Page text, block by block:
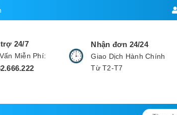
24/7
Miễn Phí:
Nhận đơn 24/24
Giao Dịch Hành Chính
Từ T2-T7